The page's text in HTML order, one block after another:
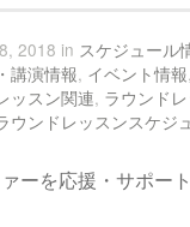
2018 in スケジュール
講演情報, イベント情報,
ッスン関連, ラウンド
ウンドレッスンスケジ
ーを応援・サポー